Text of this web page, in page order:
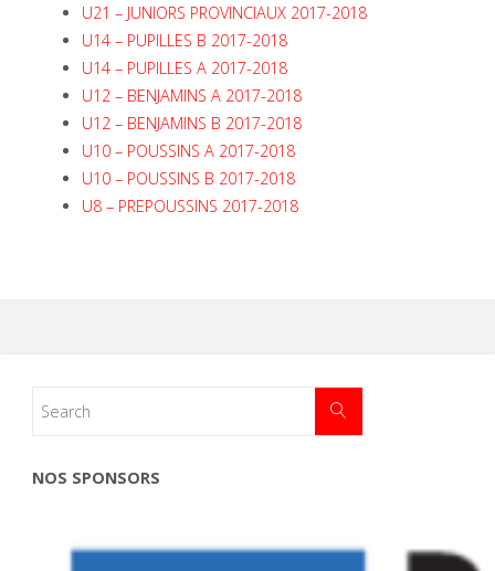
U21 – JUNIORS PROVINCIAUX 2017-2018
U14 – PUPILLES B 2017-2018
U14 – PUPILLES A 2017-2018
U12 – BENJAMINS A 2017-2018
U12 – BENJAMINS B 2017-2018
U10 – POUSSINS A 2017-2018
U10 – POUSSINS B 2017-2018
U8 – PREPOUSSINS 2017-2018
NOS SPONSORS